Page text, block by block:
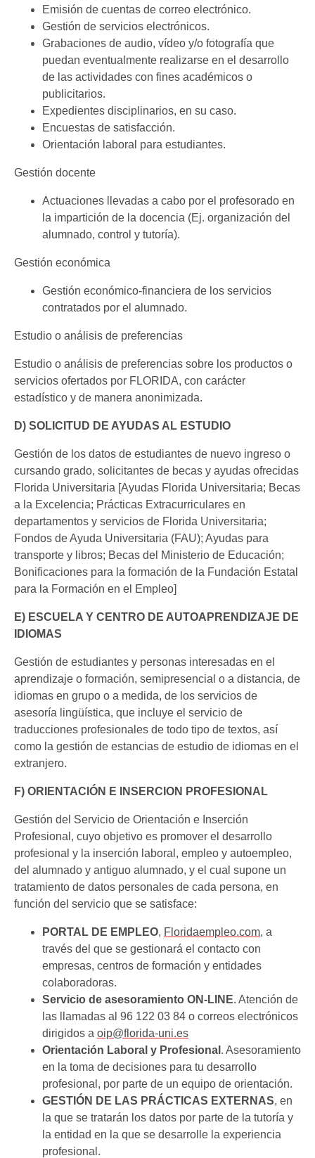
Emisión de cuentas de correo electrónico.
Gestión de servicios electrónicos.
Grabaciones de audio, vídeo y/o fotografía que
puedan eventualmente realizarse en el desarrollo
de las actividades con fines académicos o
publicitarios.
Expedientes disciplinarios, en su caso.
Encuestas de satisfacción.
Orientación laboral para estudiantes.
Gestión docente
Actuaciones llevadas a cabo por el profesorado en
la impartición de la docencia (Ej. organización del
alumnado, control y tutoría).
Gestión económica
Gestión económico-financiera de los servicios
contratados por el alumnado.
Estudio o análisis de preferencias
Estudio o análisis de preferencias sobre los productos o
servicios ofertados por FLORIDA, con carácter
estadístico y de manera anonimizada.
D) SOLICITUD DE AYUDAS AL ESTUDIO
Gestión de los datos de estudiantes de nuevo ingreso o
cursando grado, solicitantes de becas y ayudas ofrecidas
Florida Universitaria [Ayudas Florida Universitaria; Becas
a la Excelencia; Prácticas Extracurriculares en
departamentos y servicios de Florida Universitaria;
Fondos de Ayuda Universitaria (FAU); Ayudas para
transporte y libros; Becas del Ministerio de Educación;
Bonificaciones para la formación de la Fundación Estatal
para la Formación en el Empleo]
E) ESCUELA Y CENTRO DE AUTOAPRENDIZAJE DE
IDIOMAS
Gestión de estudiantes y personas interesadas en el
aprendizaje o formación, semipresencial o a distancia, de
idiomas en grupo o a medida, de los servicios de
asesoría lingüística, que incluye el servicio de
traducciones profesionales de todo tipo de textos, así
como la gestión de estancias de estudio de idiomas en el
extranjero.
F) ORIENTACIÓN E INSERCION PROFESIONAL
Gestión del Servicio de Orientación e Inserción
Profesional, cuyo objetivo es promover el desarrollo
profesional y la inserción laboral, empleo y autoempleo,
del alumnado y antiguo alumnado, y el cual supone un
tratamiento de datos personales de cada persona, en
función del servicio que se satisface:
PORTAL DE EMPLEO, Floridaempleo.com, a
través del que se gestionará el contacto con
empresas, centros de formación y entidades
colaboradoras.
Servicio de asesoramiento ON-LINE. Atención de
las llamadas al 96 122 03 84 o correos electrónicos
dirigidos a oip@florida-uni.es
Orientación Laboral y Profesional . Asesoramiento
en la toma de decisiones para tu desarrollo
profesional, por parte de un equipo de orientación.
GESTIÓN DE LAS PRÁCTICAS EXTERNAS, en
la que se tratarán los datos por parte de la tutoría y
la entidad en la que se desarrolle la experiencia
profesional.